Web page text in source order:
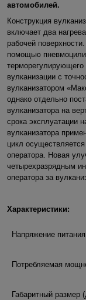
автомобилей.
Конструкция
включает два
рабочей
помощью
терморегулирующего
вулканизации с
вулканизатором
однако отдельно
вулканизатора на
срока эксплуатации
вулканизатора
цикл
оператора. Новая
четырехразрядным
оператора за
Характеристики:
Напряжение
Потребляемая
Габаритный размер